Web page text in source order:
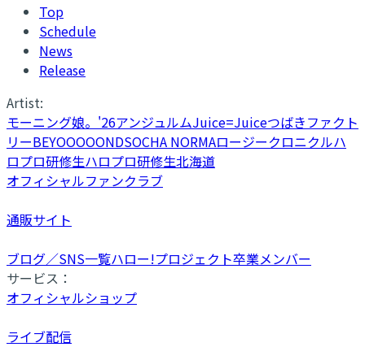
Top
Schedule
News
Release
Artist:
モーニング娘。'26アンジュルムJuice=Juiceつばきファクト
リーBEYOOOOONDSOCHA NORMAロージークロニクルハ
ロプロ研修生ハロプロ研修生北海道
オフィシャルファンクラブ
通販サイト
ブログ／SNS一覧ハロー!プロジェクト卒業メンバー
サービス：
オフィシャルショップ
ライブ配信